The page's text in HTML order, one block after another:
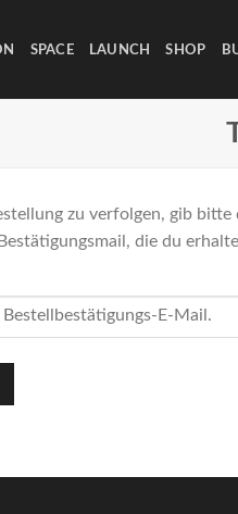
SPACE LAUNCH SHOP
zu verfolgen, gib
die du